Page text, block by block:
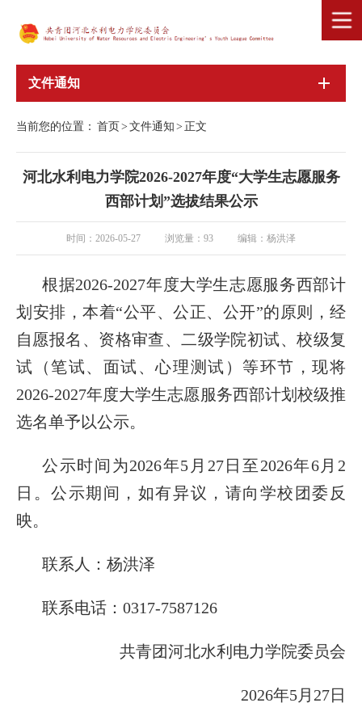
文件通知
当前您的位置： 首页 > 文件通知 > 正文
河北水利电力学院2026-2027年度“大学生志愿服务
西部计划”选拔结果公示
时间：2026-05-27 浏览量： 93 编辑：杨洪泽
根据2026-2027年度大学生志愿服务西部计
划安排，本着“公平、公正、公开”的原则，经
自愿报名、资格审查、二级学院初试、校级复
试（笔试、面试、心理测试）等环节，现将
2026-2027年度大学生志愿服务西部计划校级推
选名单予以公示。
公示时间为2026年5月27日至2026年6月2
日。公示期间，如有异议，请向学校团委反
映。
联系人：杨洪泽
联系电话：0317-7587126
共青团河北水利电力学院委员会
2026年5月27日